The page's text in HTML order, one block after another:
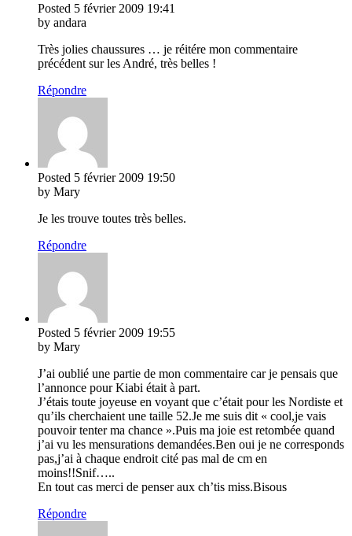
Posted 5 février 2009 19:41
by andara
Très jolies chaussures … je réitére mon commentaire
précédent sur les André, très belles !
Répondre
Posted 5 février 2009 19:50
by Mary
Je les trouve toutes très belles.
Répondre
Posted 5 février 2009 19:55
by Mary
J’ai oublié une partie de mon commentaire car je pensais que
l’annonce pour Kiabi était à part.
J’étais toute joyeuse en voyant que c’était pour les Nordiste et
qu’ils cherchaient une taille 52.Je me suis dit « cool,je vais
pouvoir tenter ma chance ».Puis ma joie est retombée quand
j’ai vu les mensurations demandées.Ben oui je ne corresponds
pas,j’ai à chaque endroit cité pas mal de cm en
moins!!Snif…..
En tout cas merci de penser aux ch’tis miss.Bisous
Répondre